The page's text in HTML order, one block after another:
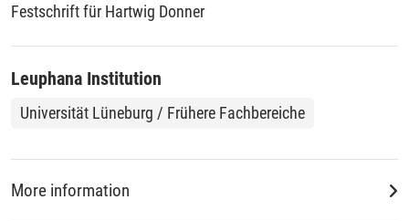
Festschrift für Hartwig Donner
Leuphana Institution
Universität Lüneburg / Frühere Fachbereiche
More information